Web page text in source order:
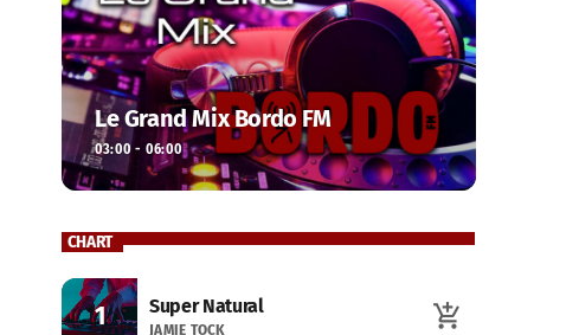
Le Grand Mix Bordo FM
03:00 - 06:00
CHART
1 Super Natural
JAMIE TOCK add_shopping_cart